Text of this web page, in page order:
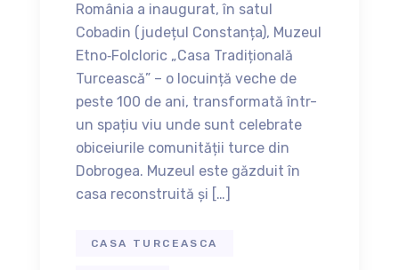
România a inaugurat, în satul
Cobadin (județul Constanța), Muzeul
Etno‑Folcloric „Casa Tradițională
Turcească” – o locuință veche de
peste 100 de ani, transformată într-
un spațiu viu unde sunt celebrate
obiceiurile comunității turce din
Dobrogea. Muzeul este găzduit în
casa reconstruită și […]
CASA TURCEASCA